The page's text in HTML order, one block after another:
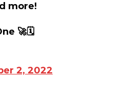
more!
🚀🗓️
2, 2022